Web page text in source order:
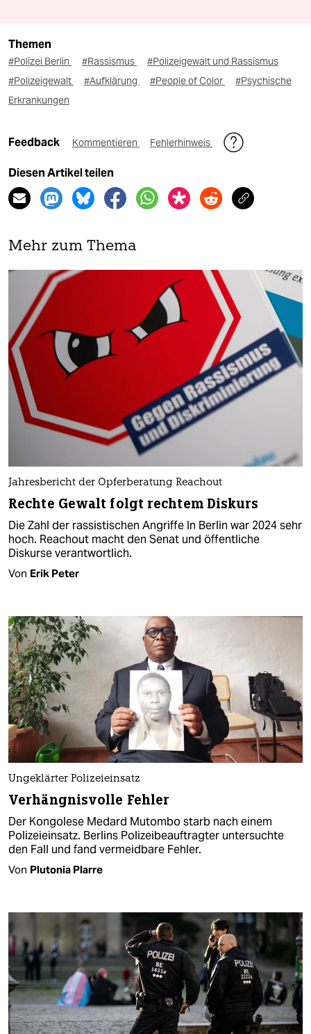
Themen
#Polizei Berlin #Rassismus
#Polizeigewalt und Rassismus
#Polizeigewalt
#Aufklärung #People of Color
#Psychische
Erkrankungen
Feedback Kommentieren Fehlerhinweis
Diesen Artikel teilen
Mehr zum Thema
Jahresbericht der Opferberatung Reachout
Rechte Gewalt folgt rechtem Diskurs
Die Zahl der rassistischen Angriffe In Berlin war 2024 sehr
hoch. Reachout macht den Senat und öffentliche
Diskurse verantwortlich.
Von Erik Peter
Ungeklärter Polizeieinsatz
Verhängnisvolle Fehler
Der Kongolese Medard Mutombo starb nach einem
Polizeieinsatz. Berlins Polizeibeauftragter untersuchte
den Fall und fand vermeidbare Fehler.
Von Plutonia Plarre